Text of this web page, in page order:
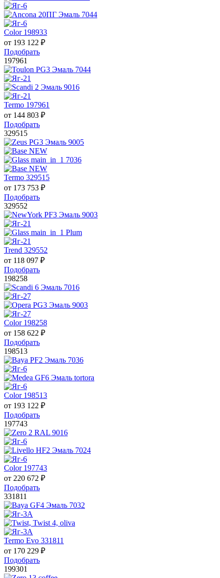
Color 198933
от 193 122 ₽
Подобрать
197961
Termo 197961
от 144 803 ₽
Подобрать
329515
Termo 329515
от 173 753 ₽
Подобрать
329552
Trend 329552
от 118 097 ₽
Подобрать
198258
Color 198258
от 158 622 ₽
Подобрать
198513
Color 198513
от 193 122 ₽
Подобрать
197743
Color 197743
от 220 672 ₽
Подобрать
331811
Termo Evo 331811
от 170 229 ₽
Подобрать
199301